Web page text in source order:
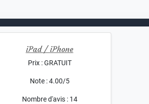
iPad / iPhone
Prix : GRATUIT
Note : 4.00/5
Nombre d'avis : 14